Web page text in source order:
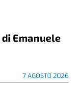
Emanuele
7 AGOSTO 2026